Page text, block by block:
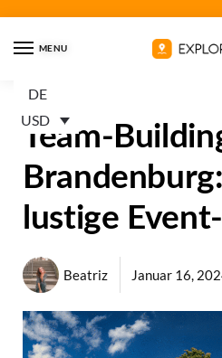
MENU
DE
USD
Team-
lustige
Beatriz Januar 16,